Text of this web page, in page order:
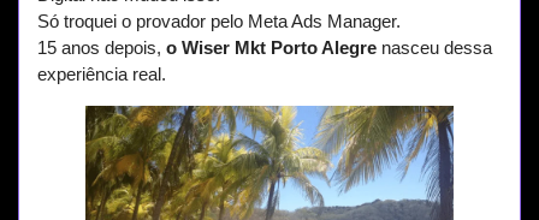
Só troquei o provador pelo Meta Ads Manager.
15 anos depois, o Wiser Mkt Porto Alegre nasceu dessa
experiência real.